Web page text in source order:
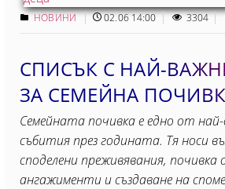
НОВИНИ 02.06 14:00 3304
СПИСЪК С НАЙ-
ЗА СЕМЕЙНА
Семейната почивка е едно от
събития през годината. Тя носи
споделени преживявания,
ангажименти и създаване на